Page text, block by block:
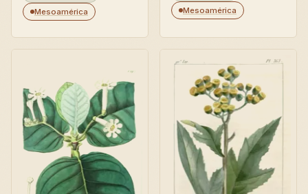
Mesoamérica
Mesoamérica